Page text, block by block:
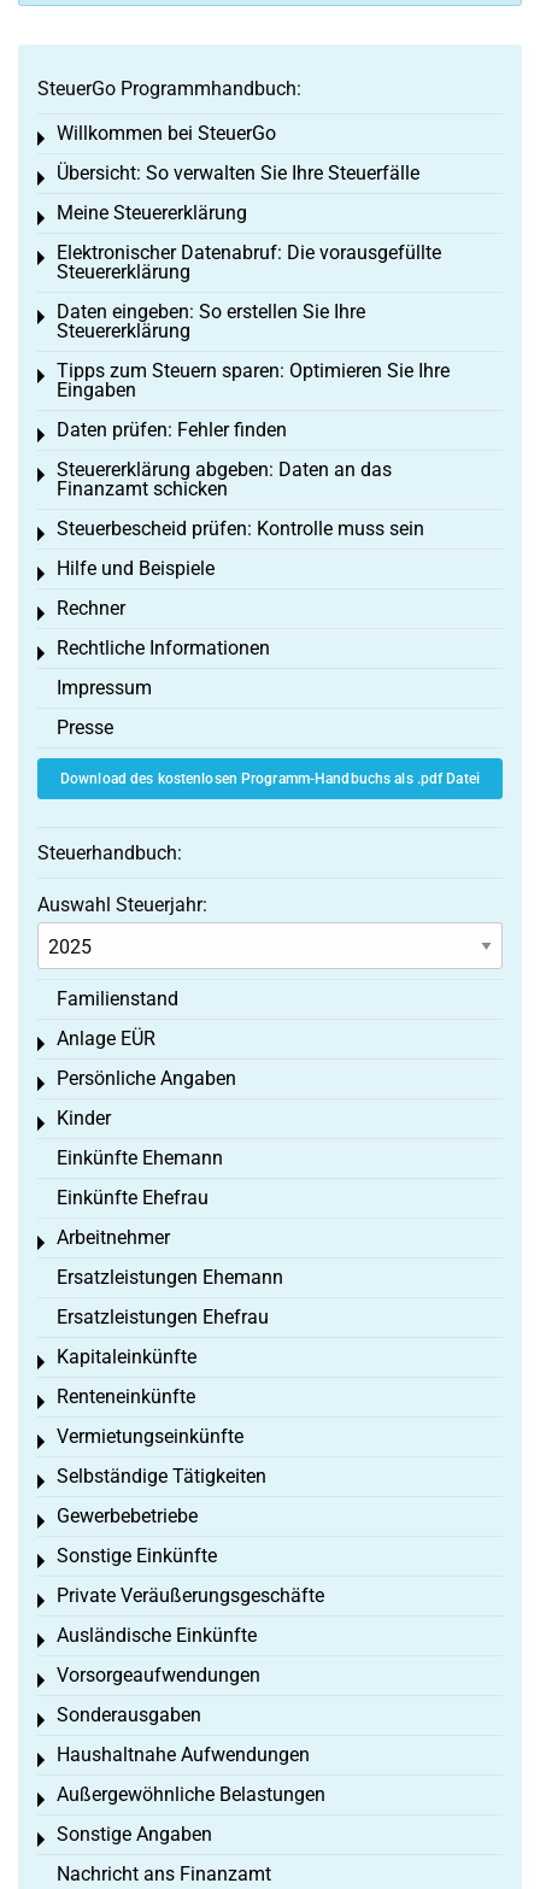
SteuerGo Programmhandbuch:
Willkommen bei SteuerGo
Toggle menu
Übersicht: So verwalten Sie Ihre Steuerfälle
Toggle menu
Meine Steuererklärung
Toggle menu
Elektronischer Datenabruf: Die vorausgefüllte
Steuererklärung
Toggle menu
Daten eingeben: So erstellen Sie Ihre
Steuererklärung
Toggle menu
Tipps zum Steuern sparen: Optimieren Sie Ihre
Eingaben
Toggle menu
Daten prüfen: Fehler finden
Toggle menu
Steuererklärung abgeben: Daten an das
Finanzamt schicken
Toggle menu
Steuerbescheid prüfen: Kontrolle muss sein
Toggle menu
Hilfe und Beispiele
Toggle menu
Rechner
Toggle menu
Rechtliche Informationen
Toggle menu
Impressum
Presse
Download des kostenlosen Programm-Handbuchs als .pdf Datei
Steuerhandbuch:
Auswahl Steuerjahr:
Familienstand
Anlage EÜR
Toggle menu
Persönliche Angaben
Toggle menu
Kinder
Toggle menu
Einkünfte Ehemann
Einkünfte Ehefrau
Arbeitnehmer
Toggle menu
Ersatzleistungen Ehemann
Ersatzleistungen Ehefrau
Kapitaleinkünfte
Toggle menu
Renteneinkünfte
Toggle menu
Vermietungseinkünfte
Toggle menu
Selbständige Tätigkeiten
Toggle menu
Gewerbebetriebe
Toggle menu
Sonstige Einkünfte
Toggle menu
Private Veräußerungsgeschäfte
Toggle menu
Ausländische Einkünfte
Toggle menu
Vorsorgeaufwendungen
Toggle menu
Sonderausgaben
Toggle menu
Haushaltnahe Aufwendungen
Toggle menu
Außergewöhnliche Belastungen
Toggle menu
Sonstige Angaben
Toggle menu
Nachricht ans Finanzamt